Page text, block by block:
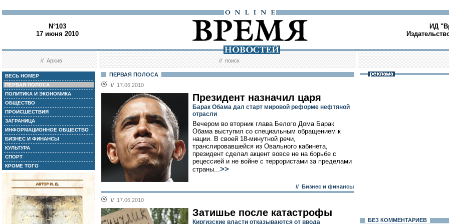
N°103
17 июня 2010
ИД
//Архив //поиск
ВЕСЬ НОМЕР
ПЕРВАЯ ПОЛОСА
ПОЛИТИКА И ЭКОНОМИКА
ОБЩЕСТВО
ПРОИСШЕСТВИЯ
ЗАГРАНИЦА
ИНФОРМАЦИОННОЕ ОБЩЕСТВО
БИЗНЕС И ФИНАНСЫ
КУЛЬТУРА
СПОРТ
КРОМЕ ТОГО
ПЕРВАЯ ПОЛОСА
// 17.06.2010
Президент назначил царя
Барак Обама дал старт мировой реформе нефтяной
отрасли
Вечером во вторник глава Белого Дома Барак
Обама выступил со специальным обращением к
нации. В своей 18-минутной речи,
транслировавшейся из Овального кабинета,
президент сделал акцент вовсе не на борьбе с
рецессией и не войне с террористами за пределами
страны...>>
// Бизнес и финансы
// 17.06.2010
Затишье после катастрофы
Киргизские власти отказываются от ввода
БЕЗ КОМMЕНТАРИЕВ